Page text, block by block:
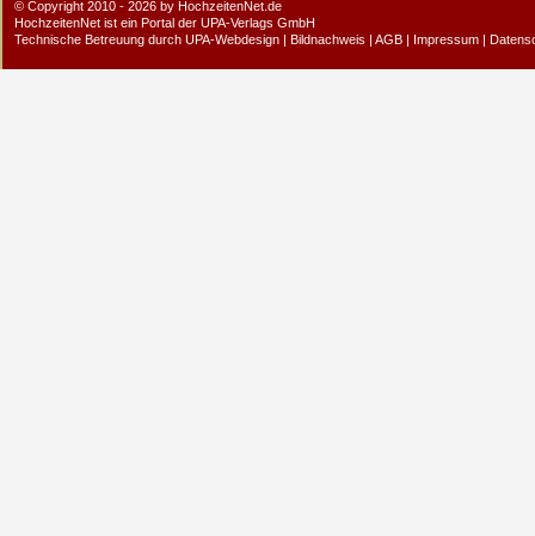
© Copyright 2010 - 2026 by HochzeitenNet.de
HochzeitenNet ist ein Portal der UPA-Verlags GmbH
Technische Betreuung durch UPA-Webdesign | Bildnachweis | AGB | Impressum |